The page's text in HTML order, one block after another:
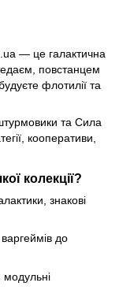
— це галактична
повстанцем
флотилії та
та Сила
кооперативи,
колекції?
знакові
до
модульні